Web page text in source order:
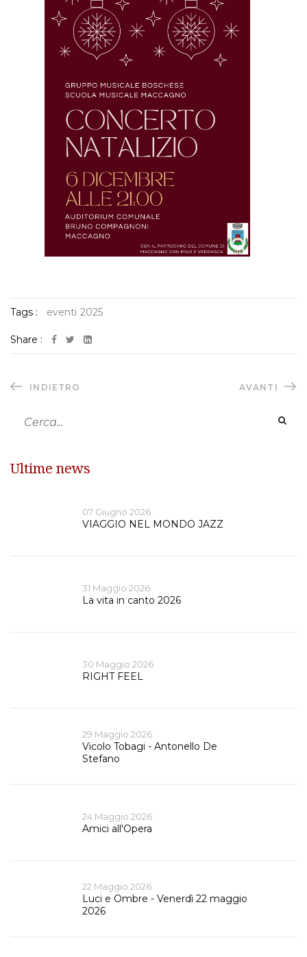
Tags : eventi 2025
Share :
INDIETRO AVANTI
Ultime news
07 Giugno 2026
VIAGGIO NEL MONDO JAZZ
31 Maggio 2026
La vita in canto 2026
30 Maggio 2026
RIGHT FEEL
29 Maggio 2026
Vicolo Tobagi - Antonello De
Stefano
24 Maggio 2026
Amici all'Opera
22 Maggio 2026
Luci e Ombre - Venerdì 22 maggio
2026